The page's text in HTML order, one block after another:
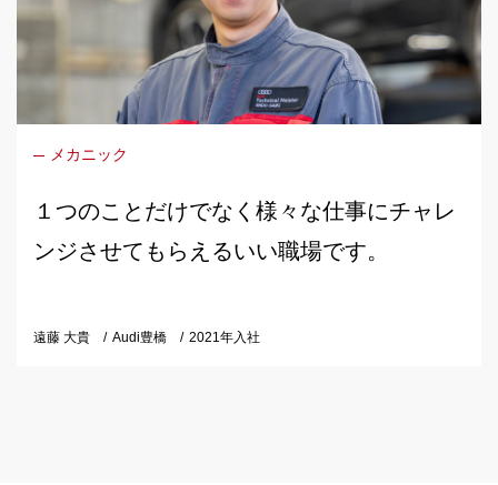
メカニック
１つのことだけでなく様々な仕事にチャレ
ンジさせてもらえるいい職場です。
遠藤 大貴 Audi豊橋 2021年入社